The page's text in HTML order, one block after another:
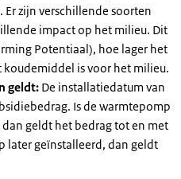
zijn verschillende soorten
impact op het milieu. Dit
Potentiaal), hoe lager het
koudemiddel is voor het milieu.
geldt: De installatiedatum van
Is de warmtepomp
geldt het bedrag tot en met
later geïnstalleerd, dan geldt